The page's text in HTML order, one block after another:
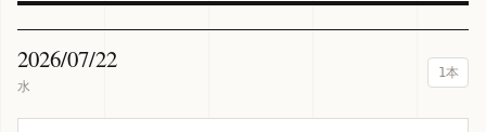
2026/07/22
水
1本